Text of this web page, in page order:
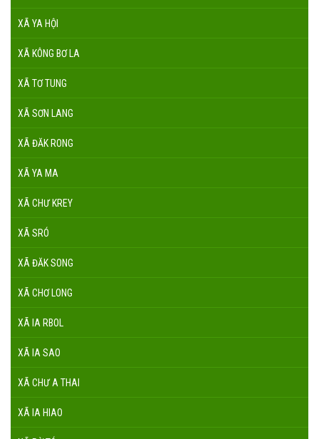
XÃ YA HỘI
XÃ KÔNG BƠ LA
XÃ TƠ TUNG
XÃ SƠN LANG
XÃ ĐĂK RONG
XÃ YA MA
XÃ CHƯ KREY
XÃ SRÓ
XÃ ĐĂK SONG
XÃ CHƠ LONG
XÃ IA RBOL
XÃ IA SAO
XÃ CHƯ A THAI
XÃ IA HIAO